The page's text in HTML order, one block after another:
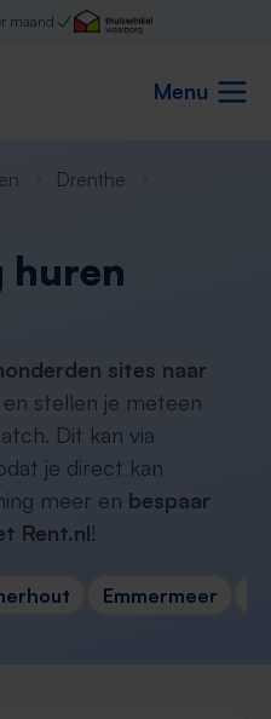
maand
Menu
Drenthe
huren
sites naar
en stellen je meteen
Dit kan via
je direct kan
meer en bespaar
Rent.nl!
Emmermeer